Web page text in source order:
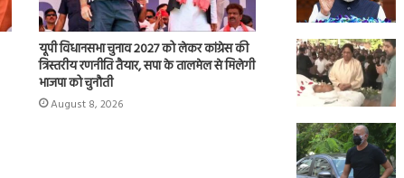
यूपी विधानसभा चुनाव 2027 को लेकर कांग्रेस की
त्रिस्तरीय रणनीति तैयार, सपा के तालमेल से मिलेगी
भाजपा को चुनौती
August 8, 2026